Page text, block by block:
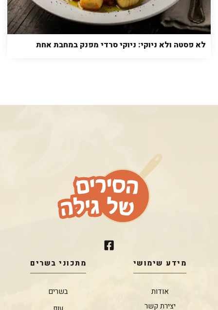
לא פסטה ולא ניוקי: ניוקי סרדי מפנק במחבת אחת
מידע שימושי
אודות
יצירת קשר
מתכוני בשרים
בשרים